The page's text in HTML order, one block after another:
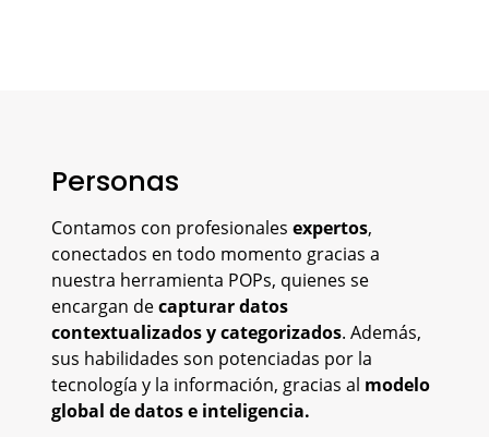
Personas
Contamos con profesionales expertos,
conectados en todo momento gracias a
nuestra herramienta POPs, quienes se
encargan decapturar datos
contextualizados y categorizados. Además,
sus habilidades son potenciadas por la
tecnología y la información, gracias al modelo
global de datos e inteligencia.